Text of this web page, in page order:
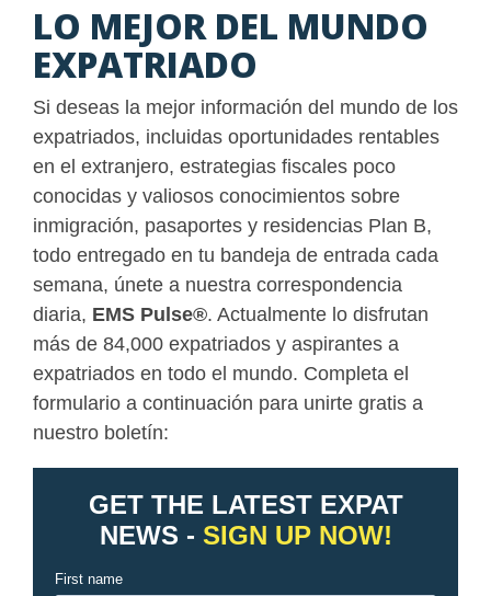
LO MEJOR DEL MUNDO
EXPATRIADO
Si deseas la mejor información del mundo de los
expatriados, incluidas oportunidades rentables
en el extranjero, estrategias fiscales poco
conocidas y valiosos conocimientos sobre
inmigración, pasaportes y residencias Plan B,
todo entregado en tu bandeja de entrada cada
semana, únete a nuestra correspondencia
diaria, EMS Pulse®. Actualmente lo disfrutan
más de 84,000 expatriados y aspirantes a
expatriados en todo el mundo. Completa el
formulario a continuación para unirte gratis a
nuestro boletín: